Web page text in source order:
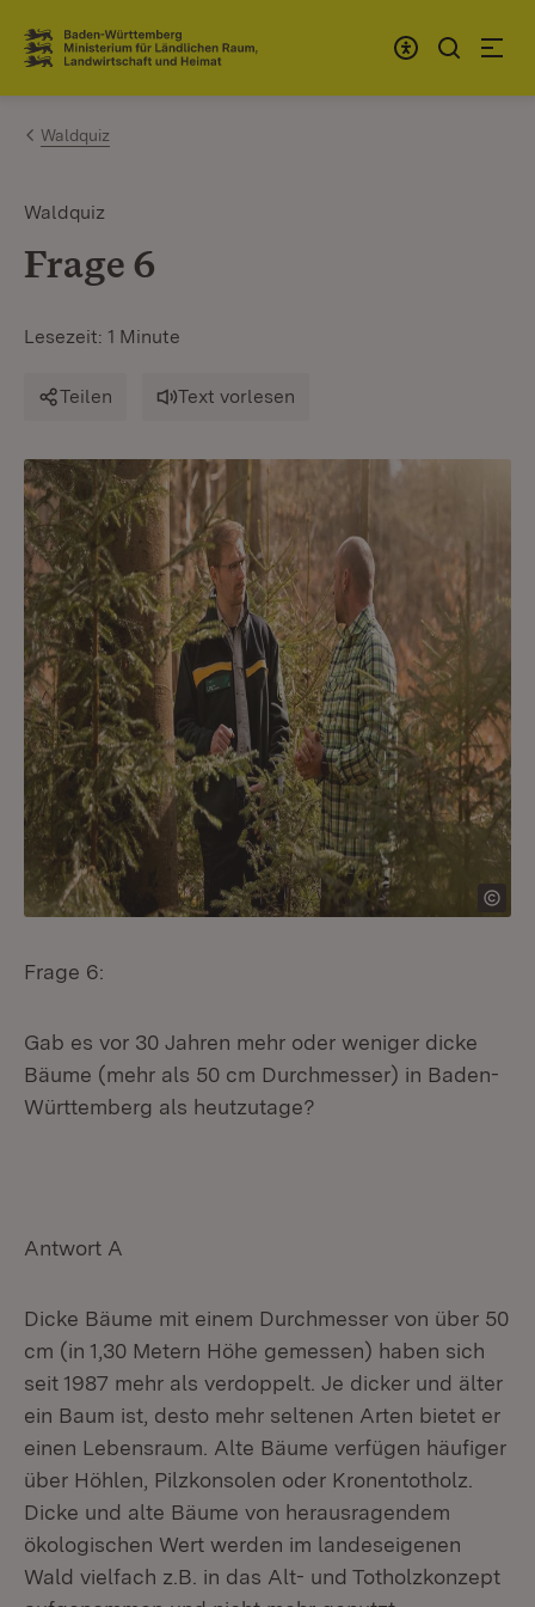
Zum Inhalt springen
Link zur Startseite
Waldquiz
Waldquiz
Frage 6
Lesezeit: 1 Minute
Teilen Text vorlesen
Frage 6:
Gab es vor 30 Jahren mehr oder weniger dicke
Bäume (mehr als 50 cm Durchmesser) in Baden-
Württemberg als heutzutage?
Antwort A
Dicke Bäume mit einem Durchmesser von über 50
cm (in 1,30 Metern Höhe gemessen) haben sich
seit 1987 mehr als verdoppelt. Je dicker und älter
ein Baum ist, desto mehr seltenen Arten bietet er
einen Lebensraum. Alte Bäume verfügen häufiger
über Höhlen, Pilzkonsolen oder Kronentotholz.
Dicke und alte Bäume von herausragendem
ökologischen Wert werden im landeseigenen
Wald vielfach z.B. in das Alt- und Totholzkonzept